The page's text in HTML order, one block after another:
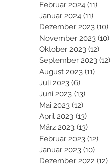
Februar 2024 (11)
Januar 2024 (11)
Dezember 2023 (10)
November 2023 (10)
Oktober 2023 (12)
September 2023 (12)
August 2023 (11)
Juli 2023 (6)
Juni 2023 (13)
Mai 2023 (12)
April 2023 (13)
März 2023 (13)
Februar 2023 (12)
Januar 2023 (10)
Dezember 2022 (12)